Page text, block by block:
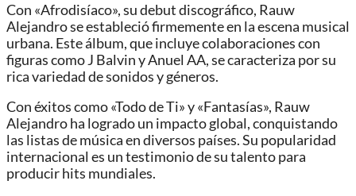
Con «Afrodisíaco», su debut discográfico, Rauw
Alejandro se estableció firmemente en la escena musical
urbana. Este álbum, que incluye colaboraciones con
figuras como J Balvin y Anuel AA, se caracteriza por su
rica variedad de sonidos y géneros.
Con éxitos como «Todo de Ti» y «Fantasías», Rauw
Alejandro ha logrado un impacto global, conquistando
las listas de música en diversos países. Su popularidad
internacional es un testimonio de su talento para
producir hits mundiales.